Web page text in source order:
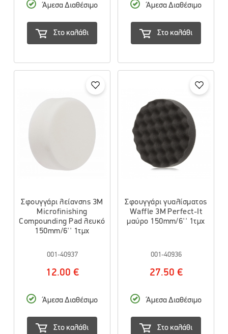
Άμεσα Διαθέσιμο
Στο καλάθι
Άμεσα Διαθέσιμο
Στο καλάθι
Σφουγγάρι λείανσης 3M
Microfinishing
Compounding Pad λευκό
150mm/6'' 1τμχ
001-40937
12.00 €
Άμεσα Διαθέσιμο
Στο καλάθι
Σφουγγάρι γυαλίσματος
Waffle 3M Perfect-It
μαύρο 150mm/6'' 1τμχ
001-40936
27.50 €
Άμεσα Διαθέσιμο
Στο καλάθι